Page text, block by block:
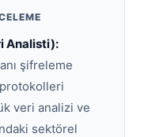
Analisti):
şifreleme
veri analizi ve
sektörel